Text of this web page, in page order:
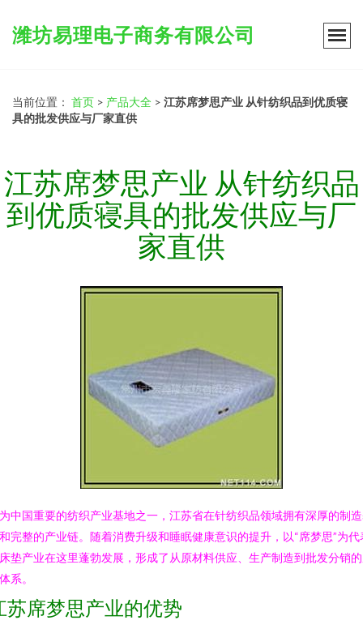
潍坊易理电子商务有限公司
当前位置： 首页 > 产品大全 > 江苏席梦思产业 从针纺织品到优质寝
具的批发供应与厂家直供
江苏席梦思产业 从针纺织品
到优质寝具的批发供应与厂
家直供
中国重要的纺织产业基地之一，江苏省在针纺织品领域拥有深厚的制
完整的产业链。随着消费升级和睡眠健康意识的提升，以“席梦思”为代
垫产业在这里蓬勃发展，形成了从原材料供应、生产制造到批发分销
系。
苏席梦思产业的优势